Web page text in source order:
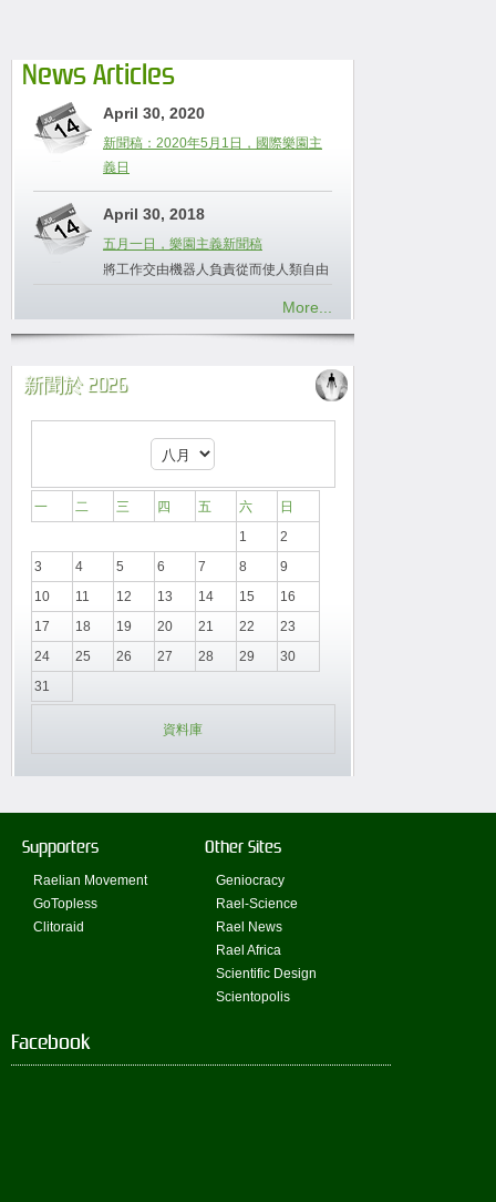
News Articles
April 30, 2020
新聞稿：2020年5月1日，國際樂園主
義日
April 30, 2018
五月一日，樂園主義新聞稿
將工作交由機器人負責從而使人類自由
More...
新聞於 2026
一 二 三 四 五 六
日
1
2
3
4 5 6 7 8
9
10
11 12 13 14 15
16
17
18 19 20 21 22
23
24
25 26 27 28 29
30
31
資料庫
Supporters
Raelian Movement
GoTopless
Clitoraid
Other Sites
Geniocracy
Rael-Science
Rael News
Rael Africa
Scientific Design
Scientopolis
Facebook